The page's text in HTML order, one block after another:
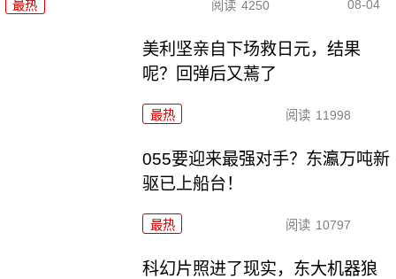
最热 阅读 4250 08-04
美利坚亲自下场救日元，结果
呢？回弹后又蔫了
最热 阅读 11998
055要迎来最强对手？东瀛万吨新
驱已上船台！
最热 阅读 10797
科幻片照进了现实，东大机器狼